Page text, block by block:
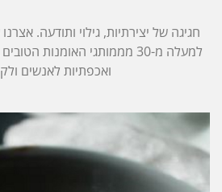
חגיגה של יצירתיות, גילוי ותודעה.
למעלה מ-30 מממותגי האומנות
ואכפתיות לאנשים